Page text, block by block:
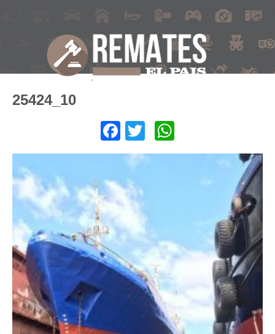
25424_10
Facebook
Twitter